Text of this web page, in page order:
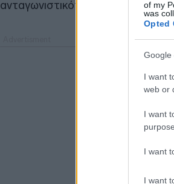
of my
was
Opted
Google
I want
web or
I want
I want
I want
ανταγωνιστικότητα και τη